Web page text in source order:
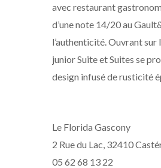
avec restaurant
d’une note 14/20 au
l’authenticité. Ouvrant sur
junior Suite et Suites se
design infusé de rusticité
Le Florida Gascony
2 Rue du Lac, 32410
05 62 68 13 22